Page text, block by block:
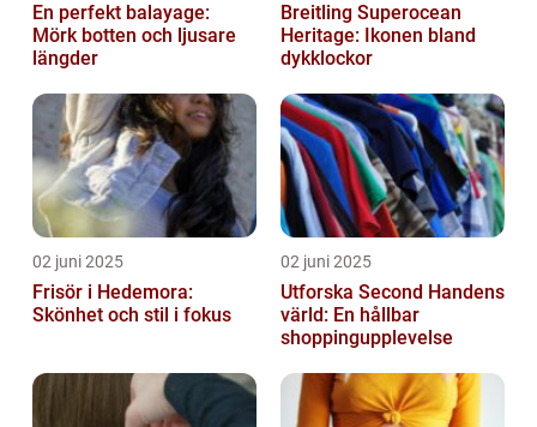
En perfekt balayage:
Mörk botten och ljusare
längder
Breitling Superocean
Heritage: Ikonen bland
dykklockor
02 juni 2025
Frisör i Hedemora:
Skönhet och stil i fokus
02 juni 2025
Utforska Second Handens
värld: En hållbar
shoppingupplevelse